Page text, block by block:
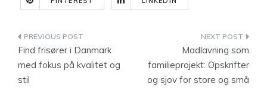
Indlægsnavigation
Find frisører i Danmark
med fokus på kvalitet og
stil
Madlavning som
familieprojekt: Opskrifter
og sjov for store og små